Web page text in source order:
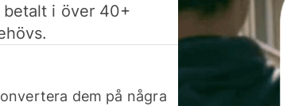
betalt i över 40+
dem på några